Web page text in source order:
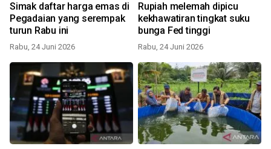
Simak daftar harga emas di
Pegadaian yang serempak
turun Rabu ini
Rabu, 24 Juni 2026
Rupiah melemah dipicu
kekhawatiran tingkat suku
bunga Fed tinggi
Rabu, 24 Juni 2026